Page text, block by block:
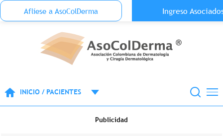
Pasar al contenido principal
Menu Top Anónimo
Aflíese a AsoColDerma Ingreso
INICIO / PACIENTES
Publicidad